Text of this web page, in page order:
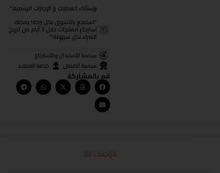
بإستثناء العطلات و الإجازات الرسمية."
"استمتع بالتسوق بكل راحة! يمكنك
استرجاع المنتجات خلال 3 أيام من تاريخ
الشراء بكل سهولة."
سياسة الأستبدال والأسترجاع
سياسة الضمان
خدمة العملاء
قم بالمشاركة
مراجعات (0)